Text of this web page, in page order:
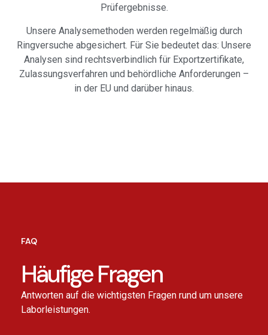
Prüfergebnisse.
Unsere Analysemethoden werden regelmäßig durch
Ringversuche abgesichert. Für Sie bedeutet das: Unsere
Analysen sind rechtsverbindlich für Exportzertifikate,
Zulassungsverfahren und behördliche Anforderungen –
in der EU und darüber hinaus.
FAQ
Häufige Fragen
Antworten auf die wichtigsten Fragen rund um unsere
Laborleistungen.